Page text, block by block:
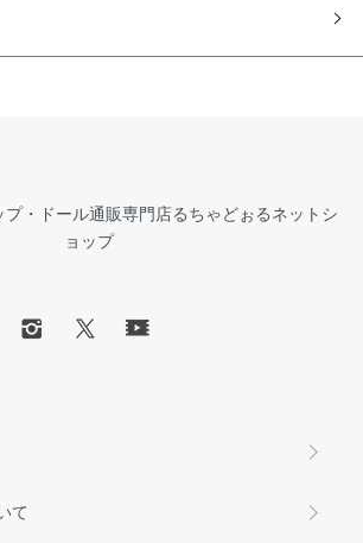
・ドール通販専門店るちゃどぉるネットシ
ョップ
て